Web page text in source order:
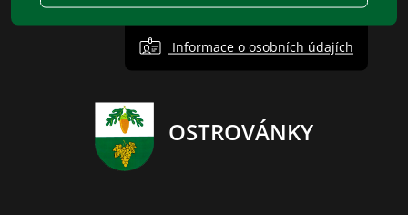
Informace o osobních údajích
OSTROVÁNKY